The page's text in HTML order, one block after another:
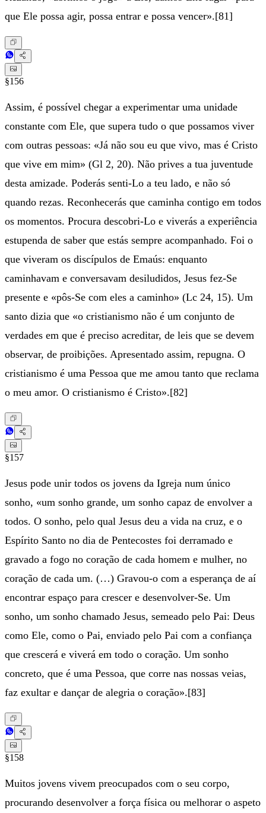
que Ele possa agir, possa entrar e possa vencer».[81]
§156
Assim, é possível chegar a experimentar uma unidade
constante com Ele, que supera tudo o que possamos viver
com outras pessoas: «Já não sou eu que vivo, mas é Cristo
que vive em mim» (Gl 2, 20). Não prives a tua juventude
desta amizade. Poderás senti-Lo a teu lado, e não só
quando rezas. Reconhecerás que caminha contigo em todos
os momentos. Procura descobri-Lo e viverás a experiência
estupenda de saber que estás sempre acompanhado. Foi o
que viveram os discípulos de Emaús: enquanto
caminhavam e conversavam desiludidos, Jesus fez-Se
presente e «pôs-Se com eles a caminho» (Lc 24, 15). Um
santo dizia que «o cristianismo não é um conjunto de
verdades em que é preciso acreditar, de leis que se devem
observar, de proibições. Apresentado assim, repugna. O
cristianismo é uma Pessoa que me amou tanto que reclama
o meu amor. O cristianismo é Cristo».[82]
§157
Jesus pode unir todos os jovens da Igreja num único
sonho, «um sonho grande, um sonho capaz de envolver a
todos. O sonho, pelo qual Jesus deu a vida na cruz, e o
Espírito Santo no dia de Pentecostes foi derramado e
gravado a fogo no coração de cada homem e mulher, no
coração de cada um. (…) Gravou-o com a esperança de aí
encontrar espaço para crescer e desenvolver-Se. Um
sonho, um sonho chamado Jesus, semeado pelo Pai: Deus
como Ele, como o Pai, enviado pelo Pai com a confiança
que crescerá e viverá em todo o coração. Um sonho
concreto, que é uma Pessoa, que corre nas nossas veias,
faz exultar e dançar de alegria o coração».[83]
§158
Muitos jovens vivem preocupados com o seu corpo,
procurando desenvolver a força física ou melhorar o aspeto